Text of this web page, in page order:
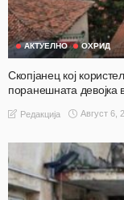
АКТУЕЛНО ОХРИД
Скопјанец кој
поранешната девојка
Редакција Август 6,